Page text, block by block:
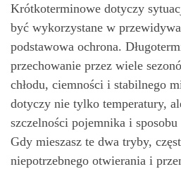
Krótkoterminowe dotyczy
być wykorzystane w
podstawowa ochrona.
przechowanie przez wiele
chłodu, ciemności i stabilnego
dotyczy nie tylko temperatury,
szczelności pojemnika i
Gdy mieszasz te dwa tryby,
niepotrzebnego otwierania i